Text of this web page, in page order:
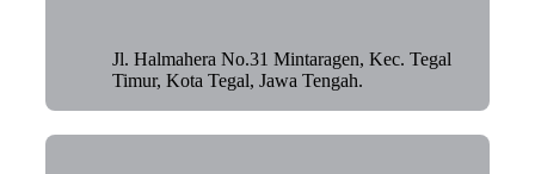
Jl. Halmahera No.31 Mintaragen, Kec. Tegal
Timur, Kota Tegal, Jawa Tengah.